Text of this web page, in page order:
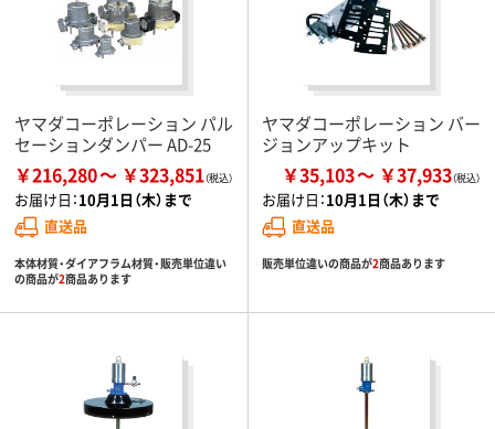
ヤマダコーポレーション パル
セーションダンパー AD-25
￥216,280 ￥323,851
お届け日：10月1日（木）まで
直送品
本体材質・ダイアフラム材質・販売単位違い
の商品が2商品あります
ヤマダコーポレーション バー
ジョンアップキット
￥35,103 ￥37,933
お届け日：10月1日（木）まで
直送品
販売単位違いの商品が2商品あります